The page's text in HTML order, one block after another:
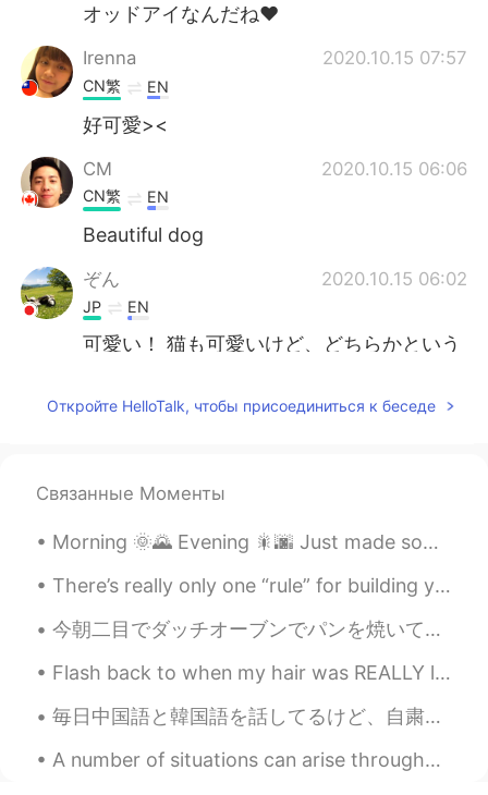
オッドアイなんだね❤️
Irenna 2020.10.15 07:57
CN繁 EN
好可愛><
CM 2020.10.15 06:06
CN繁 EN
Beautiful dog
ぞん 2020.10.15 06:02
JP EN
可愛い！ 猫も可愛いけど、どちらかという
Yuri 2020.10.15 06:00
彼女は今三歳です。
彼女は一つの青い目と一つの茶色を持
彼女は一つの青い目と一つの茶色を持
っています。👉彼女の目は、片方が青
でもう片方が茶色です。
とっても可愛いです！
今ゆきちゃんは私のお母さんと一緒に住ん
Откройте HelloTalk, чтобы присоединиться к беседе
Связанные Моменты
Morning 🌞🌄 Evening 🎇🌆 Just made some fried chicken with mashed potatoes and broccoli 🥔 🍗 🥦 Ha...
There’s really only one “rule” for building your vocabulary: “Use it or lose it.” When you are le...
今朝二目でダッチオーブンでパンを焼いて見た This morning for the second time I tried cooking bread in a Dutch oven 今回も...
Flash back to when my hair was REALLY long. I miss it! ~ When was the last time you cut your ha...
毎日中国語と韓国語を話してるけど、自粛してから日本語使う機会が完全になくなっちゃってぴえん 毎日日本のドラマ観てるし、日英翻訳の仕事もそろそろ始まるけど、やっぱ日本人と話したいなぁ😭 あと一年...
A number of situations can arise throughout a lifetime that may cause a person to feel that their...